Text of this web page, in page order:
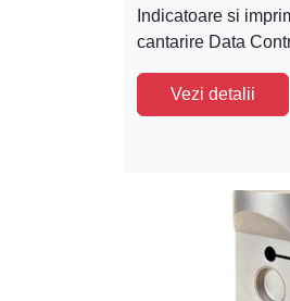
Indicatoare si
cantarire Data
Vezi detalii